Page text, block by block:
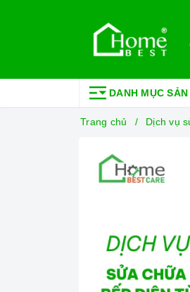
DANH MỤC SẢN
Trang chủ Dịch vụ